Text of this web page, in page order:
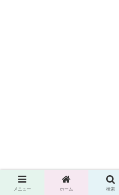
メニュー ホーム 検索